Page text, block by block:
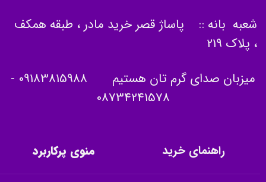
شعبه بانه :: پاساژ قصر خرید مادر ، طبقه همکف
، پلاک 219
میزبان صدای گرم تان هستیم 09183815988
-
08734241578
راهنمای خرید منوی پرکاربرد